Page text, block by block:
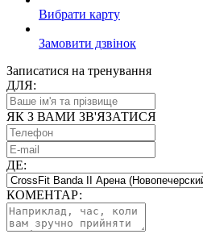
Вибрати карту
Замовити дзвінок
Записатися на тренування
ДЛЯ:
ЯК З ВАМИ ЗВ'ЯЗАТИСЯ
ДЕ:
КОМЕНТАР: